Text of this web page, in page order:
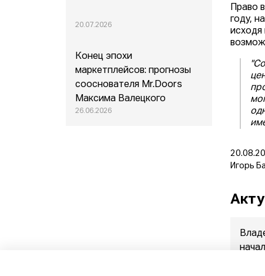
Право
году,
исходя
Игорь
20.07.2026
Конец эпохи
маркетплейсов: прогнозы
сооснователя Mr.Doors
Максима Валецкого
26.06.2026